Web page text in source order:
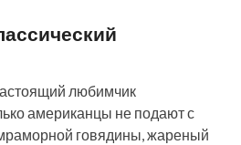
любимчик
американцы не подают с
говядины, жареный